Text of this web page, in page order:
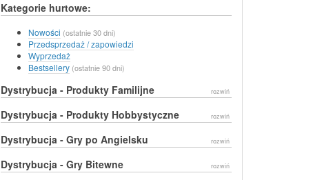
Kategorie hurtowe:
Nowości (ostatnie 30 dni)
Przedsprzedaż / zapowiedzi
Wyprzedaż
Bestsellery (ostatnie 90 dni)
Dystrybucja - Produkty Familijne rozwiń
Dystrybucja - Produkty Hobbystyczne rozwiń
Dystrybucja - Gry po Angielsku rozwiń
Dystrybucja - Gry Bitewne rozwiń